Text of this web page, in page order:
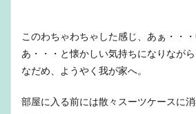
このわちゃわちゃした感じ、あぁ・・
あ・・・と懐かしい気持ちになりなが
なだめ、ようやく我が家へ。
部屋に入る前には散々スーツケースに